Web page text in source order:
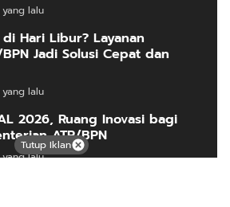
lalu
Hari Libur? Layanan
BPN Jadi Solusi Cepat dan
lalu
2026, Ruang Inovasi bagi
ATR/BPN
lalu
Tutup Iklan